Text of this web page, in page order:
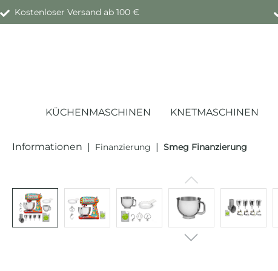
Zur Hauptnavigation springen
Kostenloser Versand ab 100 €
KÜCHENMASCHINEN KNETMASCHINEN
Informationen | Finanzierung | Smeg Finanzierung
Bildergalerie überspringen